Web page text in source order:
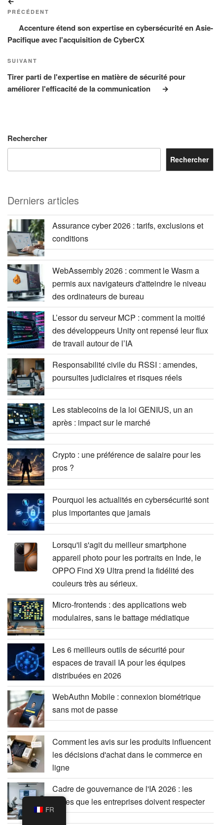
de
l’article
précédent
PRÉCÉDENT
Accenture étend son expertise en cybersécurité en Asie-
Pacifique avec l'acquisition de CyberCX
Article
suivant
SUIVANT
Tirer parti de l'expertise en matière de sécurité pour
améliorer l'efficacité de la communication
Rechercher
Rechercher
Derniers articles
Assurance cyber 2026 : tarifs, exclusions et
conditions
WebAssembly 2026 : comment le Wasm a
permis aux navigateurs d'atteindre le niveau
des ordinateurs de bureau
L’essor du serveur MCP : comment la moitié
des développeurs Unity ont repensé leur flux
de travail autour de l’IA
Responsabilité civile du RSSI : amendes,
poursuites judiciaires et risques réels
Les stablecoins de la loi GENIUS, un an
après : impact sur le marché
Crypto : une préférence de salaire pour les
pros ?
Pourquoi les actualités en cybersécurité sont
plus importantes que jamais
Lorsqu'il s'agit du meilleur smartphone
appareil photo pour les portraits en Inde, le
OPPO Find X9 Ultra prend la fidélité des
couleurs très au sérieux.
Micro-frontends : des applications web
modulaires, sans le battage médiatique
Les 6 meilleurs outils de sécurité pour
espaces de travail IA pour les équipes
distribuées en 2026
WebAuthn Mobile : connexion biométrique
sans mot de passe
Comment les avis sur les produits influencent
les décisions d'achat dans le commerce en
ligne
Cadre de gouvernance de l'IA 2026 : les
règles que les entreprises doivent respecter
FR